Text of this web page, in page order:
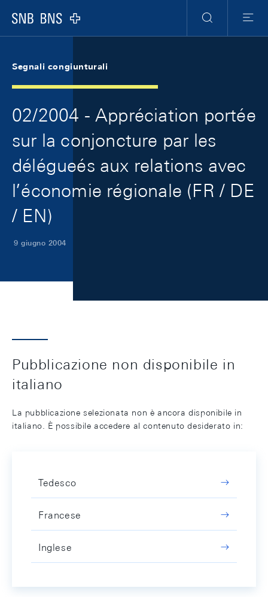
Logo
Ricerca
Menu
Segnali congiunturali
02/2004 - Appréciation portée
sur la conjoncture par les
délégueés aux relations avec
l’économie régionale (FR / DE
/ EN)
9 giugno 2004
Pubblicazione non disponibile in
italiano
La pubblicazione selezionata non è ancora disponibile in
italiano. È possibile accedere al contenuto desiderato in:
Tedesco
Francese
Inglese